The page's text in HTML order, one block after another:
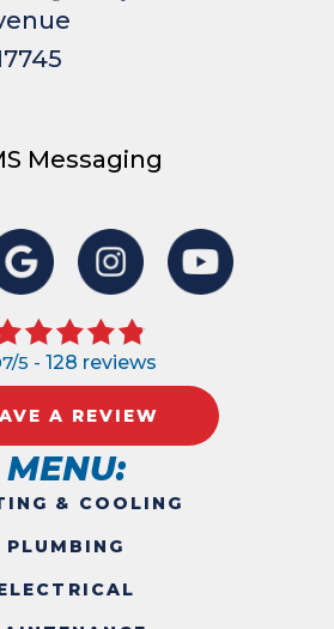
Messaging
5 - 128 reviews
A REVIEW
MENU:
& COOLING
PLUMBING